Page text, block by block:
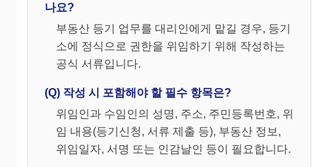
는 법인 아닌 사단이나 재단인 경우에는 상호
(명칭)와 본점(주사무소 소재지), 대표자(관
리인)의 성명과 주소를 기재하고, 법인이 인
명을 얻은 그 대표자의 인감을, 법인 아닌 사
단이나 재단인 경우에는 대표자(관리인)의
개인인감을 각 날인합니다.
⑥ 대리인란
나요?
부동산 등기 업무를 대리인에게 맡길 경우, 등기
소에 정식으로 권한을 위임하기 위해 작성하는
공식 서류입니다.
(Q) 작성 시 포함해야 할 필수 항목은?
위임인과 수임인의 성명, 주소, 주민등록번호, 위
임 내용(등기신청, 서류 제출 등), 부동산 정보,
위임일자, 서명 또는 인감날인 등이 필요합니다.